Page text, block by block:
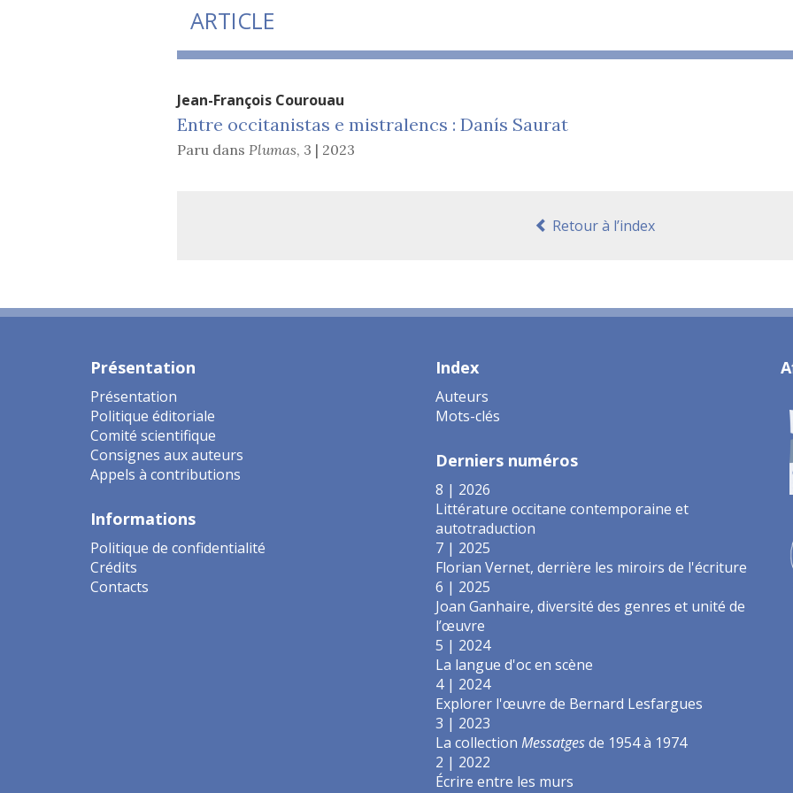
ARTICLE
Jean-François Courouau
Entre occitanistas e mistralencs : Danís Saurat
Paru dans Plumas, 3 | 2023
Retour à l’index
Présentation
Présentation
Politique éditoriale
Comité scientifique
Consignes aux auteurs
Appels à contributions
Informations
Politique de confidentialité
Crédits
Contacts
Index
Auteurs
Mots-clés
Derniers numéros
8 | 2026
Littérature occitane contemporaine et
autotraduction
7 | 2025
Florian Vernet, derrière les miroirs de l'écriture
6 | 2025
Joan Ganhaire, diversité des genres et unité de
l’œuvre
5 | 2024
La langue d'oc en scène
4 | 2024
Explorer l'œuvre de Bernard Lesfargues
3 | 2023
La collection Messatgesde 1954 à 1974
2 | 2022
Écrire entre les murs